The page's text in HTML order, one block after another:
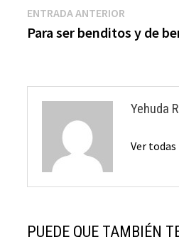
Navegación
de
ENTRADA ANTERIOR
anterior:
Para ser benditos y de
Yehuda
Ver
PUEDE QUE TAMBIÉN